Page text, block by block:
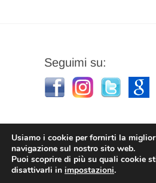
Seguimi su:
Stefano Corradino
Usiamo i cookie per fornirti la miglior
navigazione sul nostro sito web.
Puoi scoprire di più su quali cookie
disattivarli in impostazioni.